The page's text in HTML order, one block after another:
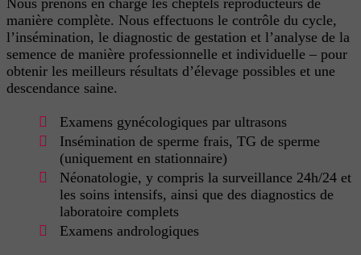
manière complète. Nous effectuons le contrôle du cycle,
l’insémination, le diagnostic de gestation et l’analyse de la
semence de manière professionnelle et individuelle – pour
obtenir les meilleurs résultats d’élevage possibles et une
descendance saine.
Examens gynécologiques par ultrasons
Insémination de sperme frais, TG de sperme
(uniquement en stationnaire)
Néonatologie, y compris la surveillance 24h/24 et
les soins intensifs, ainsi que des diagnostics de
laboratoire complets
Examens andrologiques